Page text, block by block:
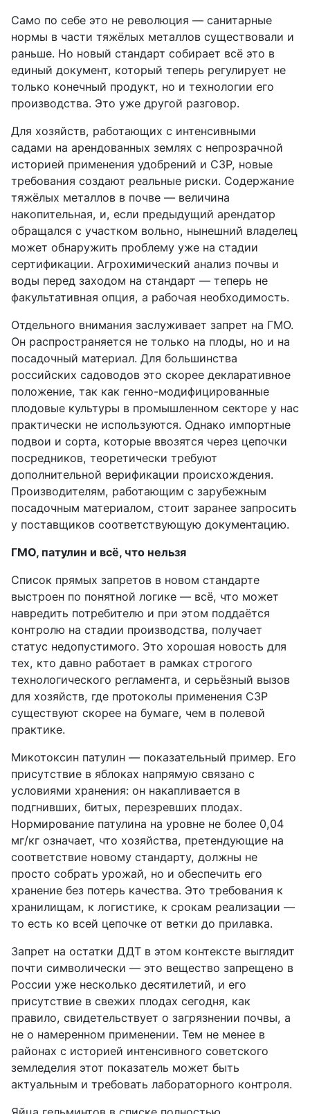
Само по себе это не революция — санитарные
нормы в части тяжёлых металлов существовали и
раньше. Но новый стандарт собирает всё это в
единый документ, который теперь регулирует не
только конечный продукт, но и технологии его
производства. Это уже другой разговор.
Для хозяйств, работающих с интенсивными
садами на арендованных землях с непрозрачной
историей применения удобрений и СЗР, новые
требования создают реальные риски. Содержание
тяжёлых металлов в почве — величина
накопительная, и, если предыдущий арендатор
обращался с участком вольно, нынешний владелец
может обнаружить проблему уже на стадии
сертификации. Агрохимический анализ почвы и
воды перед заходом на стандарт — теперь не
факультативная опция, а рабочая необходимость.
Отдельного внимания заслуживает запрет на ГМО.
Он распространяется не только на плоды, но и на
посадочный материал. Для большинства
российских садоводов это скорее декларативное
положение, так как генно-модифицированные
плодовые культуры в промышленном секторе у нас
практически не используются. Однако импортные
подвои и сорта, которые ввозятся через цепочки
посредников, теоретически требуют
дополнительной верификации происхождения.
Производителям, работающим с зарубежным
посадочным материалом, стоит заранее запросить
у поставщиков соответствующую документацию.
ГМО, патулин и всё, что нельзя
Список прямых запретов в новом стандарте
выстроен по понятной логике — всё, что может
навредить потребителю и при этом поддаётся
контролю на стадии производства, получает
статус недопустимого. Это хорошая новость для
тех, кто давно работает в рамках строгого
технологического регламента, и серьёзный вызов
для хозяйств, где протоколы применения СЗР
существуют скорее на бумаге, чем в полевой
практике.
Микотоксин патулин — показательный пример. Его
присутствие в яблоках напрямую связано с
условиями хранения: он накапливается в
подгнивших, битых, перезревших плодах.
Нормирование патулина на уровне не более 0,04
мг/кг означает, что хозяйства, претендующие на
соответствие новому стандарту, должны не
просто собрать урожай, но и обеспечить его
хранение без потерь качества. Это требования к
хранилищам, к логистике, к срокам реализации —
то есть ко всей цепочке от ветки до прилавка.
Запрет на остатки ДДТ в этом контексте выглядит
почти символически — это вещество запрещено в
России уже несколько десятилетий, и его
присутствие в свежих плодах сегодня, как
правило, свидетельствует о загрязнении почвы, а
не о намеренном применении. Тем не менее в
районах с историей интенсивного советского
земледелия этот показатель может быть
актуальным и требовать лабораторного контроля.